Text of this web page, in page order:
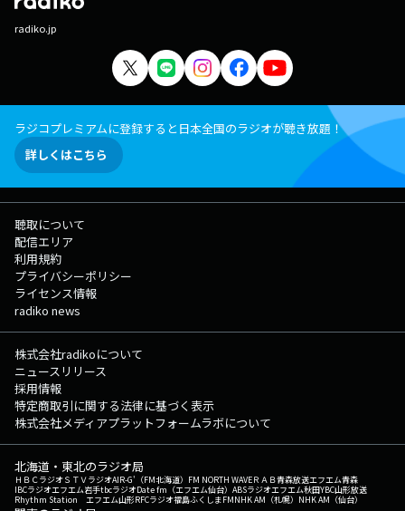
radiko.jp
ラジコプレミアムに登録すると日本全国のラジオが聴き放題！
詳しくはこちら
聴取について
配信エリア
利用規約
プライバシーポリシー
ライセンス情報
radiko news
株式会社radikoについて
ニュースリリース
採用情報
特定商取引に関する法律に基づく表示
株式会社メディアプラットフォームラボについて
北海道・東北のラジオ局
ＨＢＣラジオＳＴＶラジオAIR-G'（FM北海道） FM NORTH WAVEＲＡＢ青森放送エフエム青森
IBCラジオエフエム岩手tbcラジオDate fm（エフエム仙台） ABSラジオエフエム秋田YBC山形放送
Rhythm Station エフエム山形RFCラジオ福島ふくしまFMNHK AM（札幌） NHK AM（仙台）